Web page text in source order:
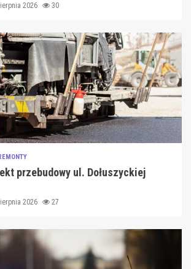
2026 30
przebudowy ul. Dołuszyckiej
2026 27